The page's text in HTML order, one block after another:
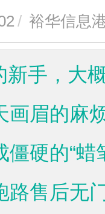
/ 裕华信息
新手，大
画眉的麻
硬的“
路售后